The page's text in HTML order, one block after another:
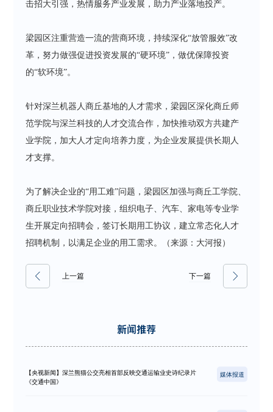
击招大引强，热情服务产业发展，助力产业落地投产。
梁园区注重营造一流的营商环境，持续深化“放管服效”改
革，努力做强促进投资发展的“硬环境”，做优保障投资
的“软环境”。
针对深兰机器人商丘基地的人才需求，梁园区深化商丘师
范学院与深兰科技的人才交流合作，加快推动双方共建产
业学院，加大人才定向培养力度，为企业发展提供长期人
才支撑。
为了解决企业的“用工难”问题，梁园区加强与商丘工学院、
商丘职业技术学院对接，组织电子、汽车、家电等专业学
生开展定向招聘会，签订长期用工协议，建立常态化人才
招聘机制，以满足企业的用工需求。（来源：大河报）
上一篇 下一篇
新闻推荐
【央视新闻】深兰熊猫公交亮相首部反映交通运输业史诗纪录片
《交通中国》
媒体报道